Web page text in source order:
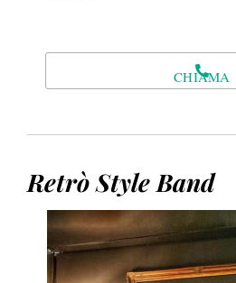
CHIAMA
Retrò Style Band